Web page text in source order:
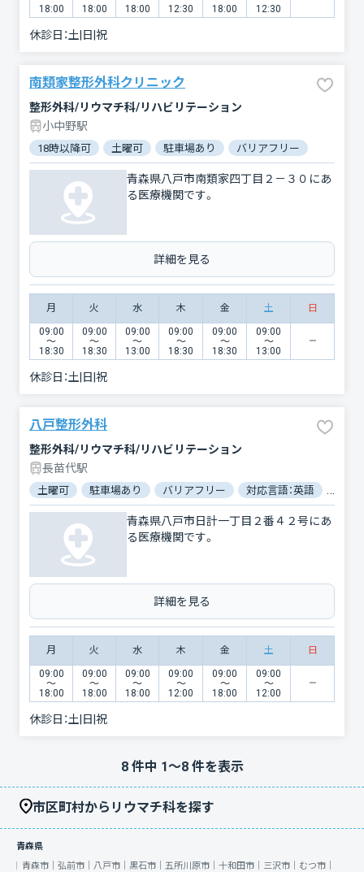
18:00
18:00
18:00
12:30
18:00
12:30
休診日：土|日|祝
南類家整形外科クリニック
整形外科/リウマチ科/リハビリテーション
小中野駅
18時以降可 土曜可 駐車場あり バリアフリー
青森県八戸市南類家四丁目２－３０にあ
る医療機関です。
詳細を見る
月 火 水 木 金 土 日
09:00
〜
18:30
09:00
〜
18:30
09:00
〜
13:00
09:00
〜
18:30
09:00
〜
18:30
09:00
〜
13:00
休診日：土|日|祝
八戸整形外科
整形外科/リウマチ科/リハビリテーション
長苗代駅
土曜可 駐車場あり バリアフリー 対応言語：英語
青森県八戸市日計一丁目２番４２号にあ
る医療機関です。
詳細を見る
月 火 水 木 金 土 日
09:00
〜
18:00
09:00
〜
18:00
09:00
〜
18:00
09:00
〜
12:00
09:00
〜
18:00
09:00
〜
12:00
休診日：土|日|祝
8件中 1〜8件を表示
市区町村からリウマチ科を探す
青森県
青森市｜ 弘前市｜ 八戸市｜ 黒石市｜ 五所川原市｜ 十和田市｜ 三沢市｜ むつ市｜